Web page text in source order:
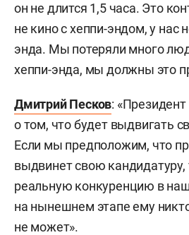
он не длится 1,5 часа. Это
не кино с хеппи-эндом, у нас
энда. Мы потеряли много
хеппи-энда, мы должны это
Дмитрий Песков:
о том, что будет выдвигать
Если мы предположим, что
выдвинет свою кандидатуру,
реальную конкуренцию в
на нынешнем этапе ему
не может».